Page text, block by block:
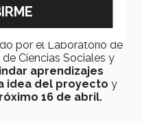
proceso de selección
por el Laboratorio de
Ciencias Sociales y
aprendizajes
idea del proyecto y
16 de abril.